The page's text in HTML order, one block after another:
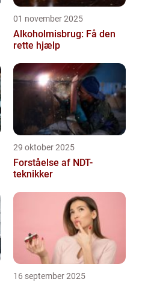
01 november 2025
Alkoholmisbrug: Få den
rette hjælp
29 oktober 2025
Forståelse af NDT-
teknikker
16 september 2025